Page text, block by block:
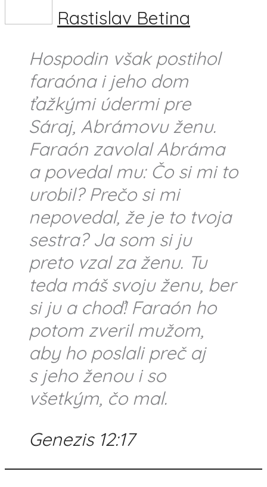
Rastislav Betina
Hospodin však postihol
faraóna i jeho dom
ťažkými údermi pre
Sáraj, Abrámovu ženu.
Faraón zavolal Abráma
a povedal mu: Čo si mi to
urobil? Prečo si mi
nepovedal, že je to tvoja
sestra? Ja som si ju
preto vzal za ženu. Tu
teda máš svoju ženu, ber
si ju a choď! Faraón ho
potom zveril mužom,
aby ho poslali preč aj
s jeho ženou i so
všetkým, čo mal.
Genezis 12:17